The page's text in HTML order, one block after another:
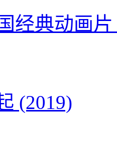
经典动画
(2019)